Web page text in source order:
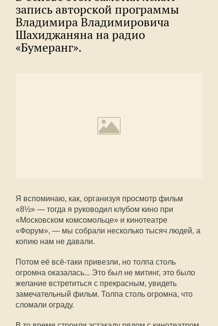
запись авторской программы
Владимира Владимировича
Шахиджаняна на радио
«Бумеранг».
Я вспоминаю, как, организуя просмотр фильм
«8½» — тогда я руководил клубом кино при
«Московском комсомольце» и кинотеатре
«Форум», — мы собрали несколько тысяч людей, а
копию нам не давали.
Потом её всё-таки привезли, но толпа столь
огромна оказалась... Это был не митинг, это было
желание встретиться с прекрасным, увидеть
замечательный фильм. Толпа столь огромна, что
сломали ограду.